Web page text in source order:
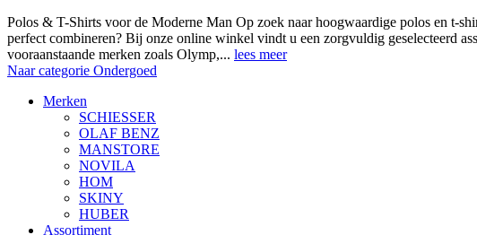
Polos & T-Shirts voor de Moderne Man Op zoek naar hoogwaardige polos en t-
perfect combineren? Bij onze online winkel vindt u een zorgvuldig geselecteerd
vooraanstaande merken zoals Olymp,... lees meer
Naar categorie Ondergoed
Merken
SCHIESSER
OLAF BENZ
MANSTORE
NOVILA
HOM
SKINY
HUBER
Assortiment